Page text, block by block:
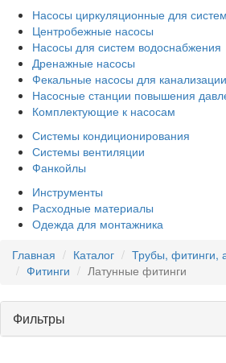
Насосы циркуляционные для
Центробежные насосы
Насосы для систем водоснабжения
Дренажные насосы
Фекальные насосы для канализации
Насосные станции повышения
Комплектующие к насосам
Системы кондиционирования
Системы вентиляции
Фанкойлы
Инструменты
Расходные материалы
Одежда для монтажника
Главная
Каталог
Трубы, фитинги,
Фитинги
Латунные фитинги
Фильтры